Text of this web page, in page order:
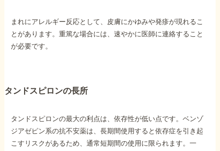
まれにアレルギー反応として、皮膚にかゆみや発疹が現れるこ
とがあります。重篤な場合には、速やかに医師に連絡すること
が必要です。
タンドスピロンの長所
タンドスピロンの最大の利点は、依存性が低い点です。ベンゾ
ジアゼピン系の抗不安薬は、長期間使用すると依存症を引き起
こすリスクがあるため、通常短期間の使用に限られます。一